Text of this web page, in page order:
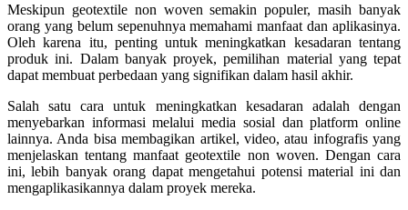
Meskipun geotextile non woven semakin populer, masih banyak
orang yang belum sepenuhnya memahami manfaat dan aplikasinya.
Oleh karena itu, penting untuk meningkatkan kesadaran tentang
produk ini. Dalam banyak proyek, pemilihan material yang tepat
dapat membuat perbedaan yang signifikan dalam hasil akhir.
Salah satu cara untuk meningkatkan kesadaran adalah dengan
menyebarkan informasi melalui media sosial dan platform online
lainnya. Anda bisa membagikan artikel, video, atau infografis yang
menjelaskan tentang manfaat geotextile non woven. Dengan cara
ini, lebih banyak orang dapat mengetahui potensi material ini dan
mengaplikasikannya dalam proyek mereka.